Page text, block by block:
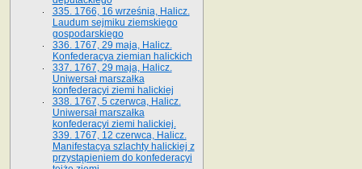
335. 1766, 16 września, Halicz.
Laudum sejmiku ziemskiego
gospodarskiego
336. 1767, 29 maja, Halicz.
Konfederacya ziemian halickich
337. 1767, 29 maja, Halicz.
Uniwersał marszałka
konfederacyi ziemi halickiej
338. 1767, 5 czerwca, Halicz.
Uniwersał marszałka
konfederacyi ziemi halickiej.
339. 1767, 12 czerwca, Halicz.
Manifestacya szlachty halickiej z
przystąpieniem do konfederacyi